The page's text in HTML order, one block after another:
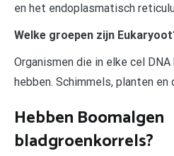
en het endoplasmatisch
Welke groepen zijn
Organismen die in elke cel
hebben. Schimmels, planten en
Hebben Boomalgen
bladgroenkorrels?